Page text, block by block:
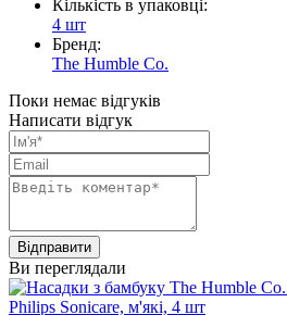
Кількість в упаковці:
4 шт
Бренд:
The Humble Co.
Поки немає відгуків
Написати відгук
Ви переглядали